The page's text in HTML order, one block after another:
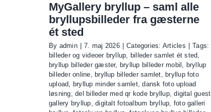
MyGallery bryllup – saml alle
bryllupsbilleder fra gæsterne
ét sted
By admin 7. maj 2026 Categories: Articles
Tags:
billeder og videoer bryllup, billeder samlet ét sted,
bryllup billeder gæster, bryllup billeder mobil , bryllup
billeder online, bryllup billeder samlet, bryllup foto
upload, bryllup minder samlet,dansk foto upload
løsning,del billeder med qr kode bryllup,digital guest
gallery bryllup,digitalt fotoalbum bryllup, foto galleri